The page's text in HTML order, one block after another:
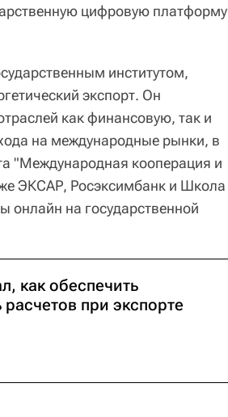
цифровую платформу
институтом,
экспорт. Он
как финансовую, так и
на международные рынки, в
"Международная кооперация и
ЭКСАР, Росэксимбанк и Школа
онлайн на государственной
как обеспечить
при экспорте